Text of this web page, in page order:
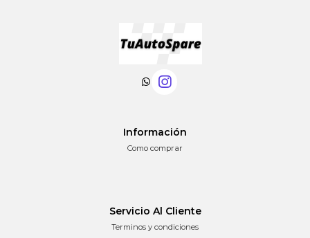
Información
Como comprar
Servicio Al Cliente
Terminos y condiciones